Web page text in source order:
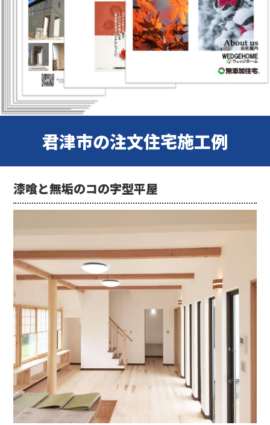
君津市の注文住宅施工例
漆喰と無垢のコの字型平屋